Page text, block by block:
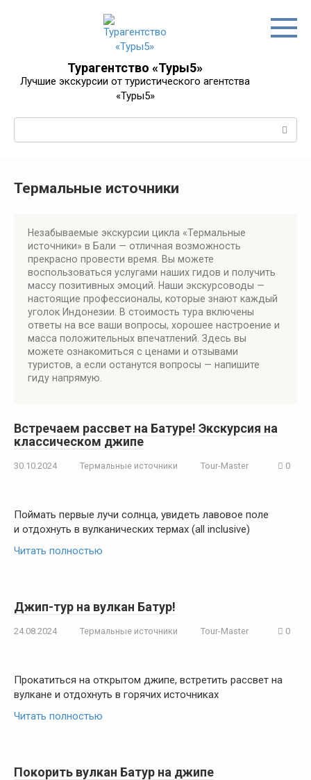
Турагентство «Туры5»
Лучшие экскурсии от туристического агентства
«Туры5»
Термальные источники
Незабываемые экскурсии цикла «Термальные
источники» в Бали — отличная возможность
прекрасно провести время. Вы можете
воспользоваться услугами наших гидов и получить
массу позитивных эмоций. Наши экскурсоводы —
настоящие профессионалы, которые знают каждый
уголок Индонезии. В стоимость тура включены
ответы на все ваши вопросы, хорошее настроение и
масса положительных впечатлений. Здесь вы
можете ознакомиться с ценами и отзывами
туристов, а если останутся вопросы — напишите
гиду напрямую.
Встречаем рассвет на Батуре! Экскурсия на
классическом джипе
30.10.2024 Термальные источники Tour-Master 0
Поймать первые лучи солнца, увидеть лавовое поле
и отдохнуть в вулканических термах (all inclusive)
Читать полностью
Джип-тур на вулкан Батур!
24.08.2024 Термальные источники Tour-Master 0
Прокатиться на открытом джипе, встретить рассвет на
вулкане и отдохнуть в горячих источниках
Читать полностью
Покорить вулкан Батур на джипе